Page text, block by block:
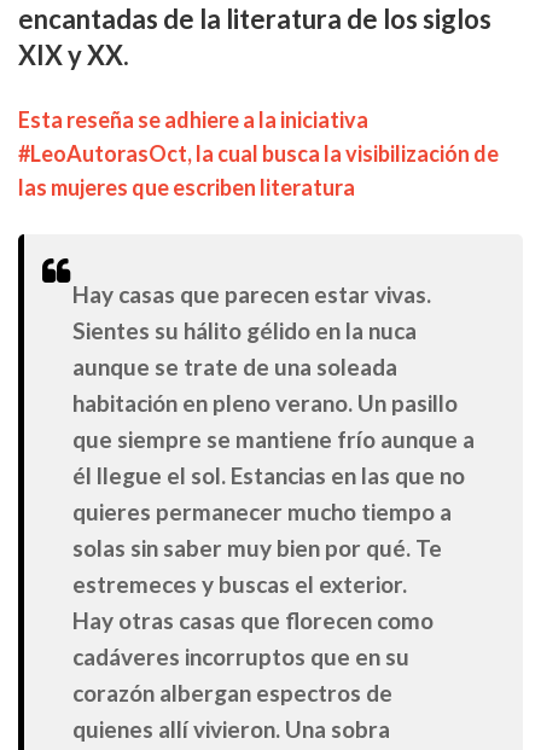
encantadas de la literatura de los siglos
XIX y XX.
Esta reseña se adhiere a la iniciativa
#LeoAutorasOct, la cual busca la visibilización de
las mujeres que escriben literatura
Hay casas que parecen estar vivas.
Sientes su hálito gélido en la nuca
aunque se trate de una soleada
habitación en pleno verano. Un pasillo
que siempre se mantiene frío aunque a
él llegue el sol. Estancias en las que no
quieres permanecer mucho tiempo a
solas sin saber muy bien por qué. Te
estremeces y buscas el exterior.
Hay otras casas que florecen como
cadáveres incorruptos que en su
corazón albergan espectros de
quienes allí vivieron. Una sobra